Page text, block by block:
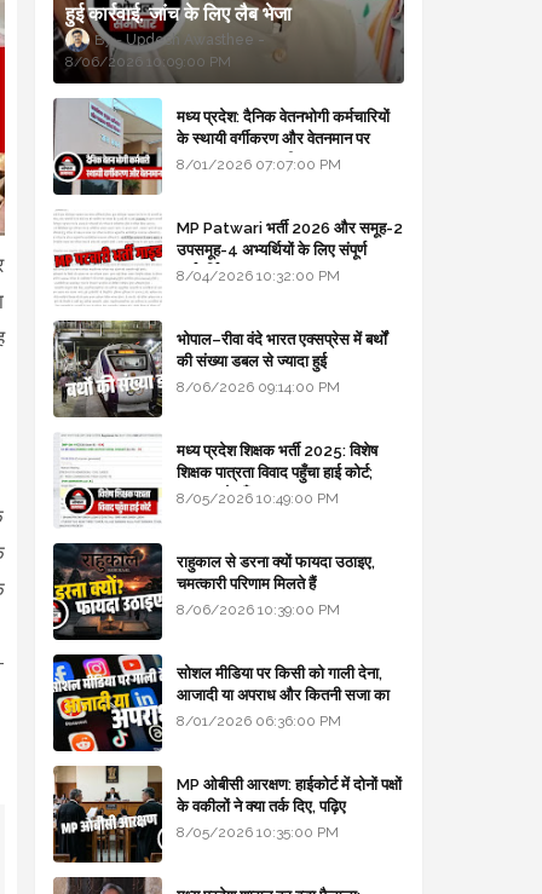
हुई कार्रवाई, जांच के लिए लैब भेजा
Updesh Awasthee
8/06/2026 10:09:00 PM
मध्य प्रदेश: दैनिक वेतनभोगी कर्मचारियों
के स्थायी वर्गीकरण और वेतनमान पर
सरकार का बड़ा स्पष्टीकरण
8/01/2026 07:07:00 PM
MP Patwari भर्ती 2026 और समूह-2
उपसमूह-4 अभ्यर्थियों के लिए संपूर्ण
मार्गदर्शिका
8/04/2026 10:32:00 PM
भोपाल–रीवा वंदे भारत एक्सप्रेस में बर्थों
की संख्या डबल से ज्यादा हुई
8/06/2026 09:14:00 PM
मध्य प्रदेश शिक्षक भर्ती 2025: विशेष
शिक्षक पात्रता विवाद पहुँचा हाई कोर्ट;
सरकार से माँगा जवाब
8/05/2026 10:49:00 PM
राहुकाल से डरना क्यों फायदा उठाइए,
चमत्कारी परिणाम मिलते हैं
8/06/2026 10:39:00 PM
सोशल मीडिया पर किसी को गाली देना,
आजादी या अपराध और कितनी सजा का
प्रावधान - free legal advice
8/01/2026 06:36:00 PM
MP ओबीसी आरक्षण: हाईकोर्ट में दोनों पक्षों
के वकीलों ने क्या तर्क दिए, पढ़िए
8/05/2026 10:35:00 PM